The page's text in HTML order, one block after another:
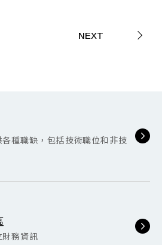
NEXT
種職缺，包括技術職位和非技
務資訊